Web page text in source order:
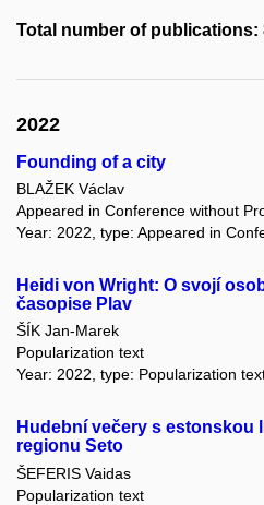
Total number of publications:
2022
Founding of a city
BLAŽEK Václav
Appeared in Conference without
Year: 2022, type: Appeared in
Heidi von Wright: O svojí
časopise Plav
ŠÍK Jan-Marek
Popularization text
Year: 2022, type: Popularization
Hudební večery s estonskou
regionu Seto
ŠEFERIS Vaidas
Popularization text